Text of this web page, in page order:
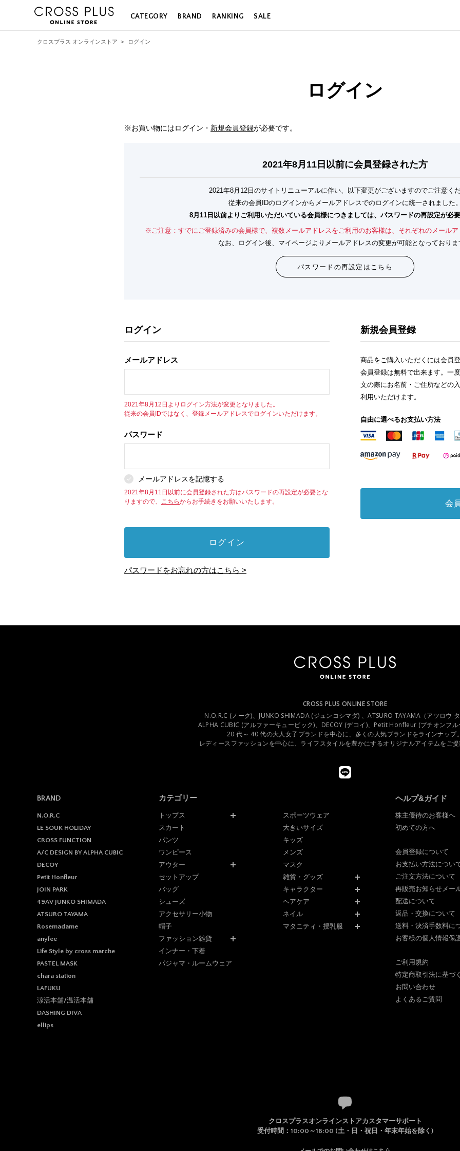
CATEGORY BRAND RANKING SALE
クロスプラス オンラインストア > ログイン
ログイン
※お買い物にはログイン・ 新規会員登録が必要です。
2021年8月11日以前に会員登録された方
2021年8月12日のサイトリニューアルに伴い、以下変更がございますのでご注意く
従来の会員IDのログインからメールアドレスでのログインに統一されました
8月11日以前よりご利用いただいている会員様につきましては、パスワードの再設定が必
※ご注意：すでにご登録済みの会員様で、複数メールアドレスをご利用のお客様は、それぞれのメール
なお、ログイン後、マイページよりメールアドレスの変更が可能となっておりま
パスワードの再設定はこちら
ログイン
メールアドレス
2021年8月12日よりログイン方法が変更となりました。
従来の会員IDではなく、登録メールアドレスでログインいただけます。
パスワード
メールアドレスを記憶する
2021年8月11日以前に会員登録された方はパスワードの再設定が必要とな
りますので、 こちらからお手続きをお願いいたします。
ログイン
パスワードをお忘れの方はこちら >
新規会員登録
商品をご購入いただくには会員
会員登録は無料で出来ます。一
文の際にお名前・ご住所などの
利用いただけます。
自由に選べるお支払い方法
会
CROSS PLUS ONLINE STORE
N.O.R.C (ノーク)、JUNKO SHIMADA (ジュンコシマダ) 、ATSURO TAYAMA（アツロウ
ALPHA CUBIC (アルファーキュービック)、DECOY (デコイ)、Petit Honfleur (プチオンフ
20 代～ 40 代の大人女子ブランドを中心に、多くの人気ブランドをラインナップ
レディースファッションを中心に、ライフスタイルを豊かにするオリジナルアイテムをご
BRAND
N.O.R.C
LE SOUK HOLIDAY
CROSS FUNCTION
A/C DESIGN BY ALPHA CUBIC
DECOY
Petit Honfleur
JOIN PARK
49AV JUNKO SHIMADA
ATSURO TAYAMA
Rosemadame
anyfee
Life Style by cross marche
PASTEL MASK
chara station
LAFUKU
涼活本舗/温活本舗
DASHING DIVA
ellips
カテゴリー
トップス
スカート
パンツ
ワンピース
アウター
セットアップ
バッグ
シューズ
アクセサリー小物
帽子
ファッション雑貨
インナー・下着
パジャマ・ルームウェア
スポーツウェア
大きいサイズ
キッズ
メンズ
マスク
雑貨・グッズ
キャラクター
ヘアケア
ネイル
マタニティ・授乳服
ヘルプ&ガイド
株主優待のお客様へ
初めての方へ
会員登録について
お支払い方法につい
ご注文方法について
再販売お知らせメー
配送について
返品・交換について
送料・決済手数料に
お客様の個人情報保
ご利用規約
特定商取引法に基づ
お問い合わせ
よくあるご質問
クロスプラスオンラインストアカスタマーサポート
受付時間：10:00～18:00 (土・日・祝日・年末年始を除く)